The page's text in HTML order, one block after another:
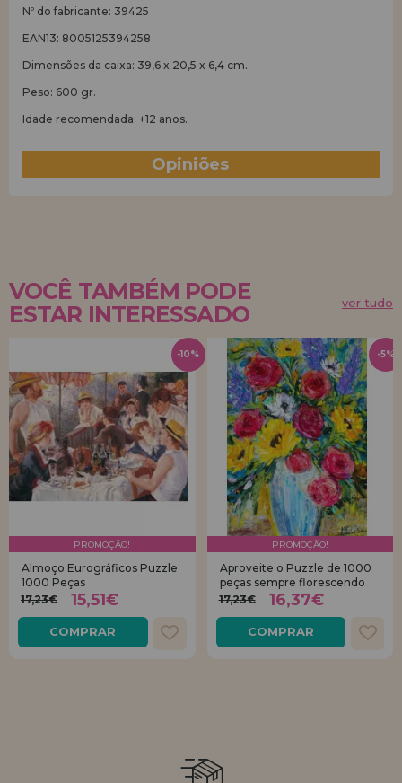
Nº do fabricante: 39425
EAN13: 8005125394258
Dimensões da caixa: 39,6 x 20,5 x 6,4 cm.
Peso: 600 gr.
Idade recomendada: +12 anos.
Opiniões
VOCÊ TAMBÉM PODE
ESTAR INTERESSADO
ver tudo
PROMOÇÃO!
Almoço Eurográficos Puzzle
1000 Peças
17,23€
15,51€
COMPRAR
-10%
PROMOÇÃO!
Aproveite o Puzzle de 1000
peças sempre florescendo
17,23€
16,37€
COMPRAR
-5%